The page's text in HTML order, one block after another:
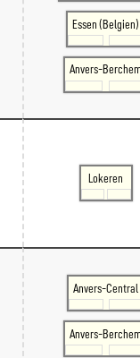
Essen (Belgien)
Anvers-
Lokeren
Anvers-Central
Anvers-